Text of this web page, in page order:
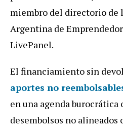
miembro del directorio de
Argentina de
LivePanel.
El financiamiento sin
aportes no
en una agenda burocrática
desembolsos no alineados